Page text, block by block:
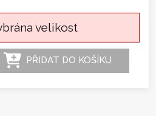
velikost
PŘIDAT DO KOŠÍKU